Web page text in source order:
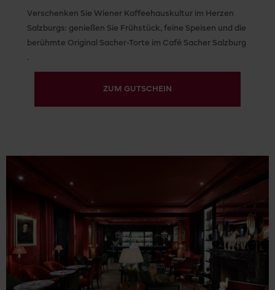
Verschenken Sie Wiener Kaffeehauskultur im Herzen
Salzburgs: genießen Sie Frühstück, feine Speisen und die
berühmte Original Sacher-Torte im Café Sacher Salzburg
.
ZUM GUTSCHEIN